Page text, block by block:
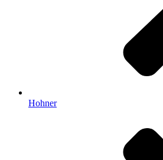
Hohner